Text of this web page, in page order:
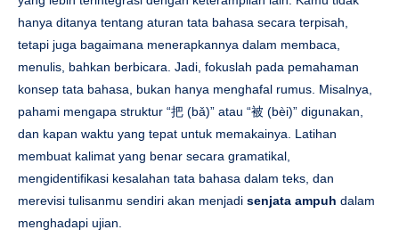
hanya ditanya tentang aturan tata bahasa secara terpisah,
tetapi juga bagaimana menerapkannya dalam membaca,
menulis, bahkan berbicara. Jadi, fokuslah pada pemahaman
konsep tata bahasa, bukan hanya menghafal rumus. Misalnya,
pahami mengapa struktur “把 (bǎ)” atau “被 (bèi)” digunakan,
dan kapan waktu yang tepat untuk memakainya. Latihan
membuat kalimat yang benar secara gramatikal,
mengidentifikasi kesalahan tata bahasa dalam teks, dan
merevisi tulisanmu sendiri akan menjadi senjata ampuh dalam
menghadapi ujian.